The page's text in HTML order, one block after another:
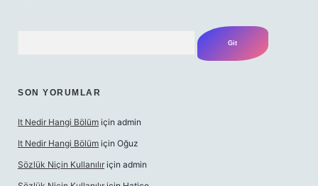
SON YORUMLAR
It Nedir Hangi Bölüm için admin
It Nedir Hangi Bölüm için Oğuz
Sözlük Niçin Kullanılır için admin